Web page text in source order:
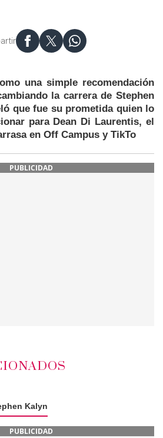
una simple recomendación
la carrera de Stephen
que fue su prometida quien lo
para Dean Di Laurentis, el
en Off Campus y TikTo
PUBLICIDAD
Kalyn
PUBLICIDAD